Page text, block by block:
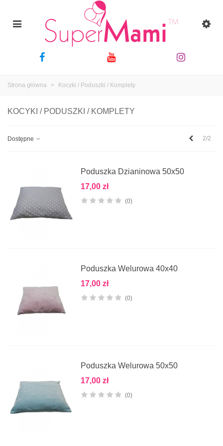
Strona główna > Kocyki / Poduszki / Komplety
KOCYKI / PODUSZKI / KOMPLETY
Dostępne Poprzedni
2/2
Poduszka Dzianinowa 50x50
17,00 zł
(0)
Poduszka Welurowa 40x40
17,00 zł
(0)
Poduszka Welurowa 50x50
17,00 zł
(0)